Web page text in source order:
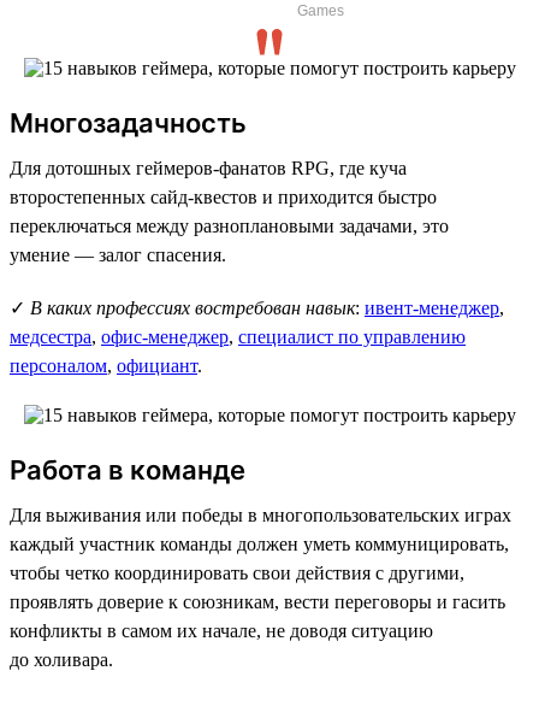
Games
Многозадачность
Для дотошных геймеров-фанатов RPG, где куча
второстепенных сайд-квестов и приходится быстро
переключаться между разноплановыми задачами, это
умение — залог спасения.
✓ В каких профессиях востребован навык: ивент-менеджер,
медсестра, офис-менеджер, специалист по управлению
персоналом, официант.
Работа в команде
Для выживания или победы в многопользовательских играх
каждый участник команды должен уметь коммуницировать,
чтобы четко координировать свои действия с другими,
проявлять доверие к союзникам, вести переговоры и гасить
конфликты в самом их начале, не доводя ситуацию
до холивара.